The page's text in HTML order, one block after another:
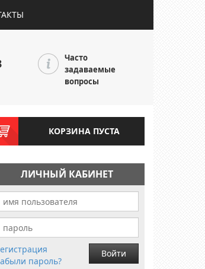
Часто
задаваемые
вопросы
КОРЗИНА ПУСТА
ЛИЧНЫЙ КАБИНЕТ
пароль?
Войти